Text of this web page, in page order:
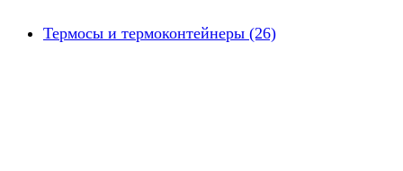
Термосы и термоконтейнеры (26)